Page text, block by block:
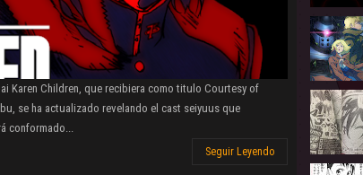
Karen Children, que recibiera como titulo Courtesy of
se ha actualizado revelando el cast seiyuus que
conformado...
Seguir Leyendo